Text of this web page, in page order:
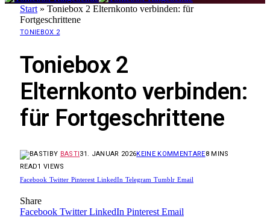
Start » Toniebox 2 Elternkonto verbinden: für
Fortgeschrittene
TONIEBOX 2
Toniebox 2
Elternkonto verbinden:
für Fortgeschrittene
BY BASTI31. JANUAR 2026KEINE KOMMENTARE8 MINS
READ1 VIEWS
Facebook Twitter Pinterest LinkedIn Telegram Tumblr Email
Share
Facebook Twitter LinkedIn Pinterest Email